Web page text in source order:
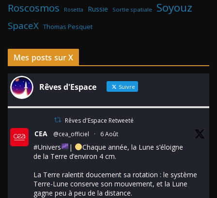
Roscosmos Rosetta Russie Sortie spatiale Soyouz
SpaceX Thomas Pesquet
Mes posts sur X
Rêves d'Espace Suivre
Rêves d'Espace Retweeté
CEA @cea_officiel · 6 Août
#Univers |
Chaque année, la Lune s’éloigne
de la Terre d’environ 4 cm.
La Terre ralentit doucement sa rotation : le système
Terre-Lune conserve son mouvement, et la Lune
gagne peu à peu de la distance.